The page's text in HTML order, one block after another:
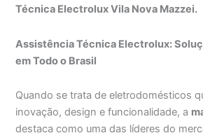
Técnica Electrolux Vila Nova Mazzei.
Assistência Técnica Electrolux:
em Todo o Brasil
Quando se trata de eletrodomésticos
inovação, design e funcionalidade, a
destaca como uma das líderes do